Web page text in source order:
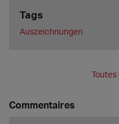
Tags
Auszeichnungen
Commentaires